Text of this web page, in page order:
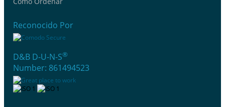
Reconocido Por
D&B D-U-N-S®
Number: 861494523